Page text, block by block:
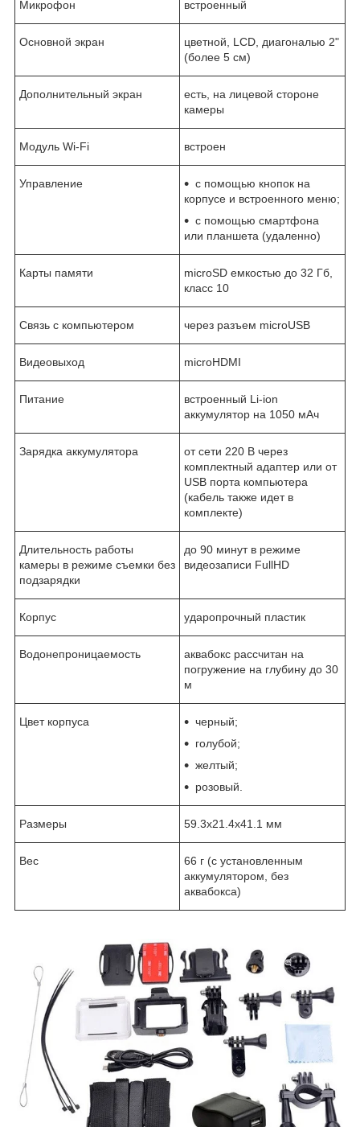
Микрофон встроенный
Основной экран
цветной, LCD, диагональю 2"
(более 5 см)
Дополнительный экран
есть, на лицевой стороне
камеры
Модуль Wi-Fi встроен
Управление
с помощью кнопок на
корпусе и встроенного меню;
с помощью смартфона
или планшета (удаленно)
Карты памяти
microSD емкостью до 32 Гб,
класс 10
Связь с компьютером через разъем microUSB
Видеовыход microHDMI
Питание
встроенный Li-ion
аккумулятор на 1050 мАч
Зарядка аккумулятора
от сети 220 В через
комплектный адаптер или от
USB порта компьютера
(кабель также идет в
комплекте)
Длительность работы
камеры в режиме съемки без
подзарядки
до 90 минут в режиме
видеозаписи FullHD
Корпус ударопрочный пластик
Водонепроницаемость
аквабокс рассчитан на
погружение на глубину до 30
м
Цвет корпуса
черный;
голубой;
желтый;
розовый.
Размеры 59.3х21.4х41.1 мм
Вес
66 г (с установленным
аккумулятором, без
аквабокса)